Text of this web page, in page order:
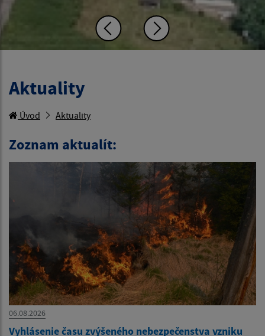
Aktuality
Úvod Aktuality
Zoznam aktualít:
06.08.2026
Vyhlásenie času zvýšeného nebezpečenstva vzniku